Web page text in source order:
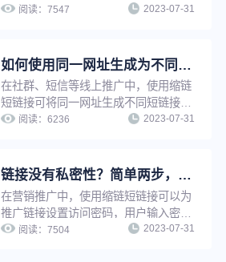
问环境/时间/比例等条件进行判断，打
性，优化推广效果。
阅读：7547 2023-07-31
如何使用同一网址生成为不同的短链接功能来提升推广转化效果？
在社群、短信等线上推广中，使用缩链
短链接可将同一网址生成不同短链接，
用于不同渠道、不同客户群、以及不同
阅读：6236 2023-07-31
链接没有私密性？简单两步，告别隐私泄露与安全问题
在营销推广中，使用缩链短链接可以为
推广链接设置访问密码，用户输入密码
后方可访问，实现特定内容向特定用户
阅读：7504 2023-07-31